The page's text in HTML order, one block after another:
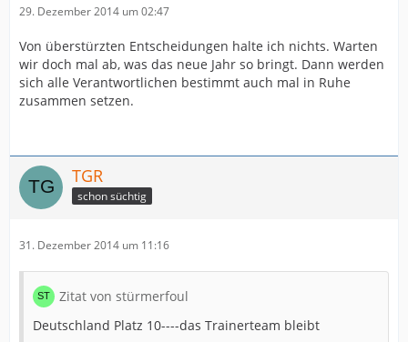
29. Dezember 2014 um 02:47
Von überstürzten Entscheidungen halte ich nichts. Warten
wir doch mal ab, was das neue Jahr so bringt. Dann werden
sich alle Verantwortlichen bestimmt auch mal in Ruhe
zusammen setzen.
TGR
schon süchtig
31. Dezember 2014 um 11:16
Zitat von stürmerfoul
Deutschland Platz 10----das Trainerteam bleibt